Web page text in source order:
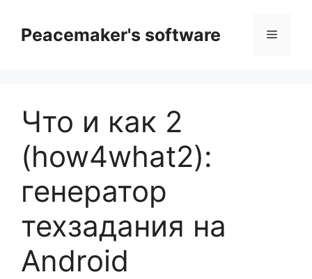
содержимому
Peacemaker's software Меню
Что и как 2
(how4what2):
генератор
техзадания на
Android